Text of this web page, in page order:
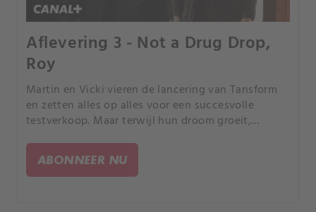
Aflevering 3 - Not a Drug Drop,
Roy
Martin en Vicki vieren de lancering van Tansform
en zetten alles op alles voor een succesvolle
testverkoop. Maar terwijl hun droom groeit,
ABONNEER NU